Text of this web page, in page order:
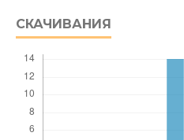
СКАЧИВАНИЯ